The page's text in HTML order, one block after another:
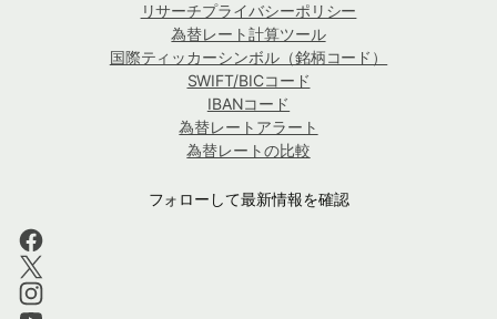
リサーチプライバシーポリシー
為替レート計算ツール
国際ティッカーシンボル（銘柄コード）
SWIFT/BICコード
IBANコード
為替レートアラート
為替レートの比較
フォローして最新情報を確認